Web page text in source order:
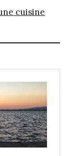
cuisine